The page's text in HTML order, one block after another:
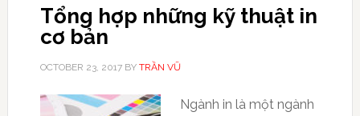
Tổng hợp những kỹ thuật in
cơ bản
OCTOBER 23, 2017BY TRẦN VŨ
Ngành in là một ngành